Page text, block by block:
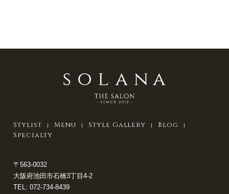
Stylist Menu Style Gallery
Blog
Specialty
〒563-0032
大阪府池田市石橋3丁目4-2
TEL: 072-734-8439